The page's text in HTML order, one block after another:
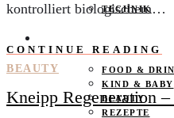
TECHNIK
FOOD &
KIND & BABY
BEAUTY
REZEPTE
kontrolliert biologischem…
CONTINUE READING
BEAUTY
Kneipp Regeneration –